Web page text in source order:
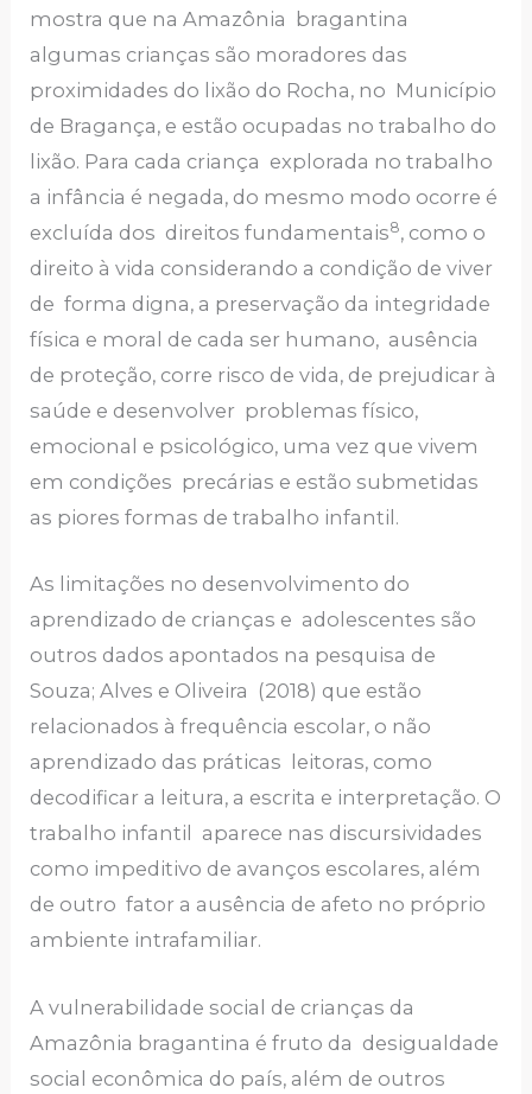
mostra que na Amazônia bragantina
algumas crianças são moradores das
proximidades do lixão do Rocha, no Município
de Bragança, e estão ocupadas no trabalho do
lixão. Para cada criança explorada no trabalho
a infância é negada, do mesmo modo ocorre é
excluída dos direitos fundamentais8, como o
direito à vida considerando a condição de viver
de forma digna, a preservação da integridade
física e moral de cada ser humano, ausência
de proteção, corre risco de vida, de prejudicar à
saúde e desenvolver problemas físico,
emocional e psicológico, uma vez que vivem
em condições precárias e estão submetidas
as piores formas de trabalho infantil.
As limitações no desenvolvimento do
aprendizado de crianças e adolescentes são
outros dados apontados na pesquisa de
Souza; Alves e Oliveira (2018) que estão
relacionados à frequência escolar, o não
aprendizado das práticas leitoras, como
decodificar a leitura, a escrita e interpretação. O
trabalho infantil aparece nas discursividades
como impeditivo de avanços escolares, além
de outro fator a ausência de afeto no próprio
ambiente intrafamiliar.
A vulnerabilidade social de crianças da
Amazônia bragantina é fruto da desigualdade
social econômica do país, além de outros